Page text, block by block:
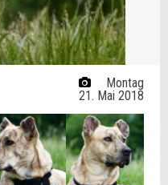
Montag
21. Mai 2018